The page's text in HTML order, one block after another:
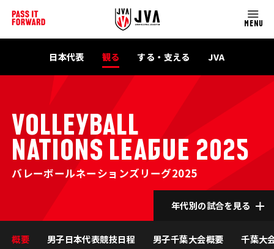
MENU
日本代表 観る する・支える JVA
VOLLEYBALL
NATIONS LEAGUE 2025
バレーボールネーションズリーグ2025
年代別の試合を見る
概要 男子日本代表競技日程 男子千葉大会概要 千葉大